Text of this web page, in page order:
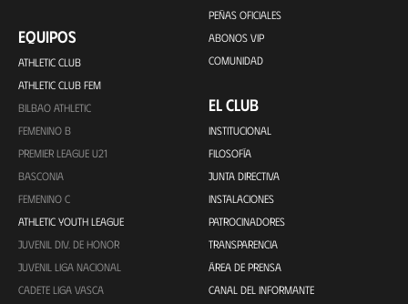
EQUIPOS
ATHLETIC CLUB
ATHLETIC CLUB FEM
BILBAO ATHLETIC
FEMENINO B
PREMIER LEAGUE U21
BASCONIA
FEMENINO C
ATHLETIC YOUTH LEAGUE
JUVENIL DIV. DE HONOR
JUVENIL LIGA NACIONAL
CADETE LIGA VASCA
PEÑAS OFICIALES
ABONOS VIP
COMUNIDAD
EL CLUB
INSTITUCIONAL
FILOSOFÍA
JUNTA DIRECTIVA
INSTALACIONES
PATROCINADORES
TRANSPARENCIA
ÁREA DE PRENSA
CANAL DEL INFORMANTE